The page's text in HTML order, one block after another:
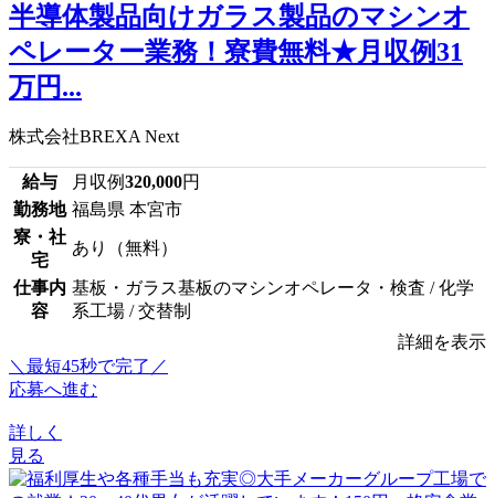
半導体製品向けガラス製品のマシンオ
ペレーター業務！寮費無料★月収例31
万円...
株式会社BREXA Next
給与 月収例320,000円
勤務地 福島県 本宮市
寮・社
宅
あり（無料）
仕事内
容
基板・ガラス基板のマシンオペレータ・検査 / 化学
系工場 / 交替制
詳細を表示
＼最短45秒で完了／
応募へ進む
詳しく
見る